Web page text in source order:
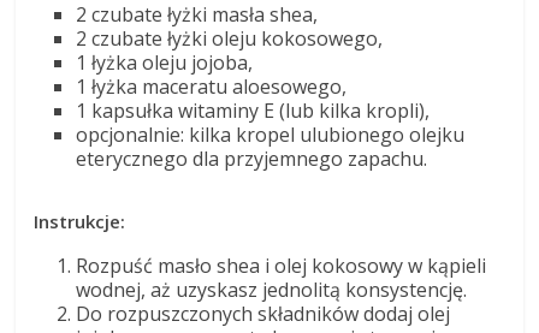
2 czubate łyżki masła shea,
2 czubate łyżki oleju kokosowego,
1 łyżka oleju jojoba,
1 łyżka maceratu aloesowego,
1 kapsułka witaminy E (lub kilka kropli),
opcjonalnie: kilka kropel ulubionego olejku
eterycznego dla przyjemnego zapachu.
Instrukcje:
Rozpuść masło shea i olej kokosowy w kąpieli
wodnej, aż uzyskasz jednolitą konsystencję.
Do rozpuszczonych składników dodaj olej